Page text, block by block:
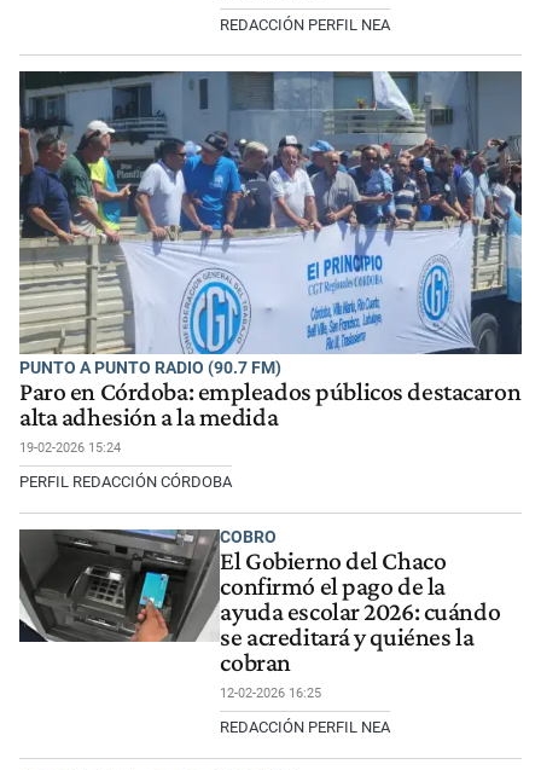
REDACCIÓN PERFIL NEA
PUNTO A PUNTO RADIO (90.7 FM)
Paro en Córdoba: empleados públicos destacaron
alta adhesión a la medida
19-02-2026 15:24
PERFIL REDACCIÓN CÓRDOBA
COBRO
El Gobierno del Chaco
confirmó el pago de la
ayuda escolar 2026: cuándo
se acreditará y quiénes la
cobran
12-02-2026 16:25
REDACCIÓN PERFIL NEA